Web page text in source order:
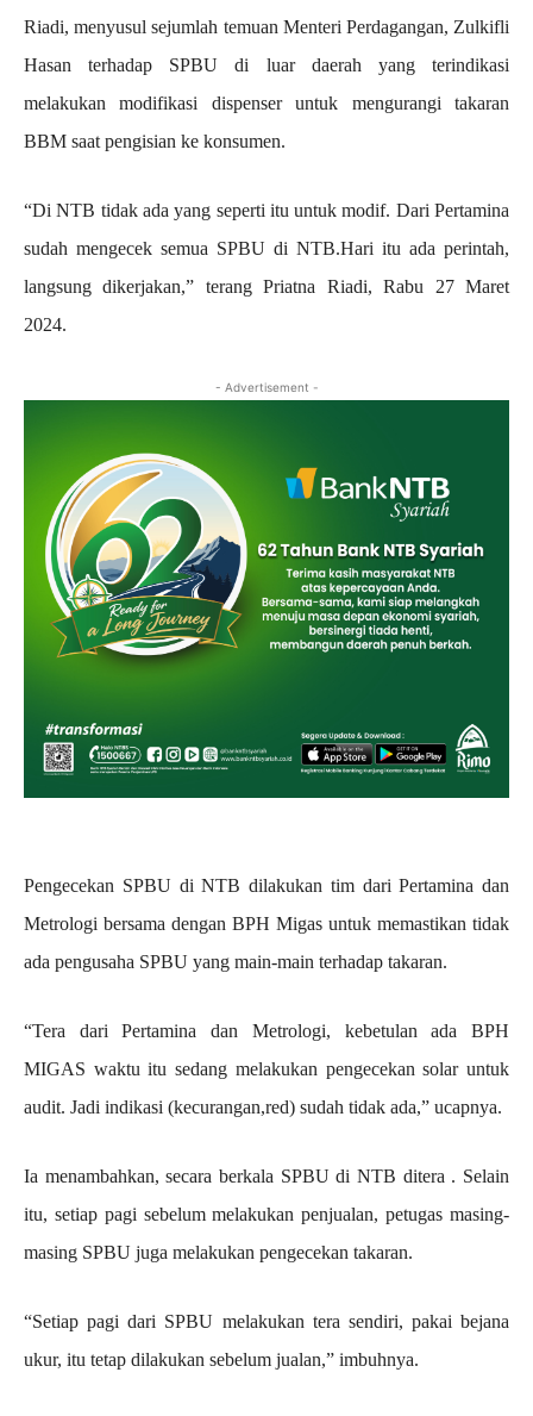
Riadi, menyusul sejumlah temuan Menteri Perdagangan, Zulkifli
Hasan terhadap SPBU di luar daerah yang terindikasi
melakukan modifikasi dispenser untuk mengurangi takaran
BBM saat pengisian ke konsumen.
“Di NTB tidak ada yang seperti itu untuk modif. Dari Pertamina
sudah mengecek semua SPBU di NTB.Hari itu ada perintah,
langsung dikerjakan,” terang Priatna Riadi, Rabu 27 Maret
2024.
- Advertisement -
Pengecekan SPBU di NTB dilakukan tim dari Pertamina dan
Metrologi bersama dengan BPH Migas untuk memastikan tidak
ada pengusaha SPBU yang main-main terhadap takaran.
“Tera dari Pertamina dan Metrologi, kebetulan ada BPH
MIGAS waktu itu sedang melakukan pengecekan solar untuk
audit. Jadi indikasi (kecurangan,red) sudah tidak ada,” ucapnya.
Ia menambahkan, secara berkala SPBU di NTB ditera . Selain
itu, setiap pagi sebelum melakukan penjualan, petugas masing-
masing SPBU juga melakukan pengecekan takaran.
“Setiap pagi dari SPBU melakukan tera sendiri, pakai bejana
ukur, itu tetap dilakukan sebelum jualan,” imbuhnya.